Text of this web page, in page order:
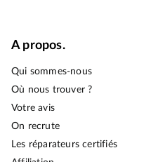
A propos.
Qui sommes-nous
Où nous trouver ?
Votre avis
On recrute
Les réparateurs certifiés